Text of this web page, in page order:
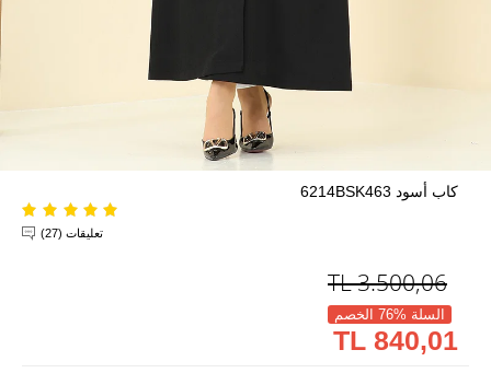
كاب أسود 6214BSK463
تعليقات (27)
3.500,06
TL
السلة %76 الخصم
840,01 TL